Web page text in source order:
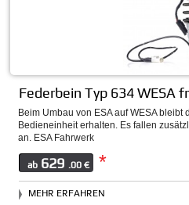
Federbein Typ 634 WESA
Beim Umbau von ESA auf WESA bleibt
Bedieneinheit erhalten. Es fallen
an. ESA Fahrwerk
ab 629 .00 € *
MEHR ERFAHREN